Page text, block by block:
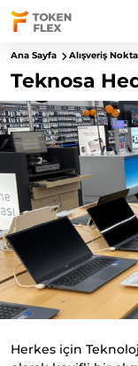
Ana Sayfa Alışveriş
Teknosa
Herkes için